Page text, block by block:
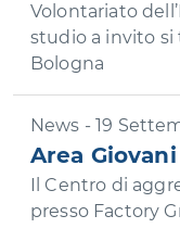
Volontariato
studio a invito si
Bologna
News - 19
Area
Il Centro di
presso Factory